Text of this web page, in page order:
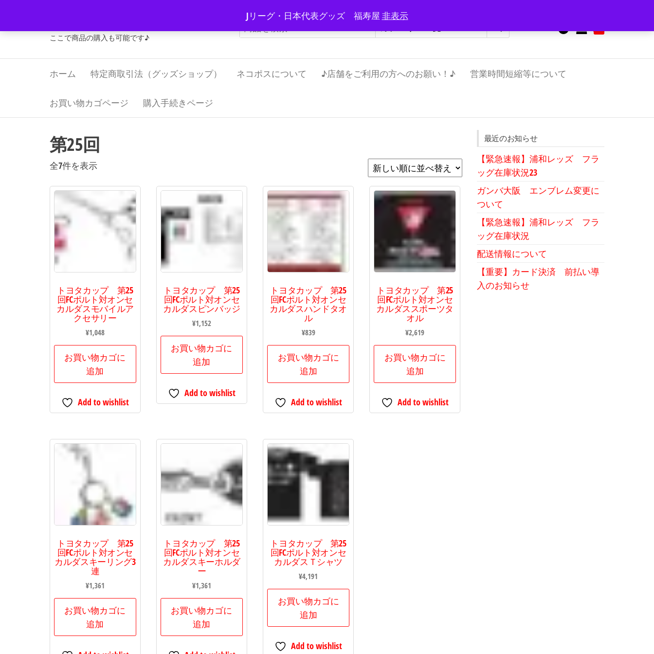
テ
ツ
ッ
Jリーグ・日本代表グッズ 福寿屋 非表示
ここで商品の購入も可能です♪
ホーム 特定商取引法（グッズショップ） ネコポスについて ♪店舗をご利用の方へのお願い！♪ 営業時間短縮等について
お買い物カゴページ 購入手続きページ
第25回
全7件を表示新
い
順
トヨタカップ 第25
回FCポルト対オンセ
カルダスモバイルア
クセサリー
¥1,048
お買い物カゴに
追加
Add to wishlist
トヨタカップ 第25
回FCポルト対オンセ
カルダスピンバッジ
¥1,152
お買い物カゴに
追加
Add to wishlist
トヨタカップ 第25
回FCポルト対オンセ
カルダスハンドタオ
ル
¥839
お買い物カゴに
追加
Add to wishlist
トヨタカップ 第25
回FCポルト対オンセ
カルダススポーツタ
オル
¥2,619
お買い物カゴに
追加
Add to wishlist
トヨタカップ 第25
回FCポルト対オンセ
カルダスキーリング3
連
¥1,361
お買い物カゴに
追加
トヨタカップ 第25
回FCポルト対オンセ
カルダスキーホルダ
ー
¥1,361
お買い物カゴに
追加
トヨタカップ 第25
回FCポルト対オンセ
カルダスＴシャツ
¥4,191
お買い物カゴに
追加
Add to wishlist
最近のお知らせ
【緊急速報】浦和レッズ フラ
ッグ在庫状況23
ガンバ大阪 エンブレム変更に
ついて
【緊急速報】浦和レッズ フラ
ッグ在庫状況
配送情報について
【重要】カード決済 前払い導
入のお知らせ